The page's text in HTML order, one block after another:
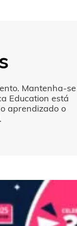
Mantenha-se
Education está
aprendizado o